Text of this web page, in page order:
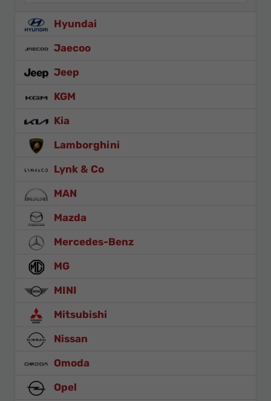
Hyundai
Jaecoo
Jeep
KGM
Kia
Lamborghini
Lynk & Co
MAN
Mazda
Mercedes-Benz
MG
MINI
Mitsubishi
Nissan
Omoda
Opel